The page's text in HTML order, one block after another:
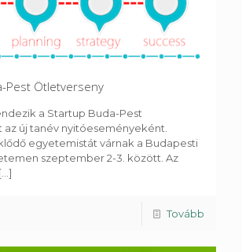
Pest Ötletverseny
a Startup Buda-Pest
új tanév nyitóeseményeként.
egyetemistát várnak a Budapesti
szeptember 2-3. között. Az
[...]
Tovább